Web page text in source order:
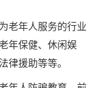
年人服务的行业
年保健、休闲娱
律援助等等。